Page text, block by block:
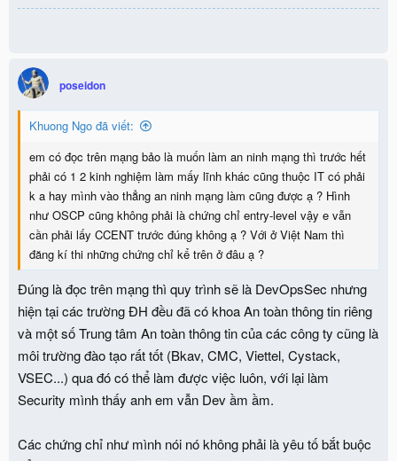
poseidon
Khuong Ngo đã viết:
em có đọc trên mạng bảo là muốn làm an ninh mạng thì trước hết
phải có 1 2 kinh nghiệm làm mấy lĩnh khác cũng thuộc IT có phải
k a hay mình vào thẳng an ninh mạng làm cũng được ạ ? Hình
như OSCP cũng không phải là chứng chỉ entry-level vậy e vẫn
cần phải lấy CCENT trước đúng không ạ ? Với ở Việt Nam thì
đăng kí thi những chứng chỉ kể trên ở đâu ạ ?
Đúng là đọc trên mạng thì quy trình sẽ là DevOpsSec nhưng
hiện tại các trường ĐH đều đã có khoa An toàn thông tin riêng
và một số Trung tâm An toàn thông tin của các công ty cũng là
môi trường đào tạo rất tốt (Bkav, CMC, Viettel, Cystack,
VSEC...) qua đó có thể làm được việc luôn, với lại làm
Security mình thấy anh em vẫn Dev ầm ầm.
Các chứng chỉ như mình nói nó không phải là yêu tố bắt buộc